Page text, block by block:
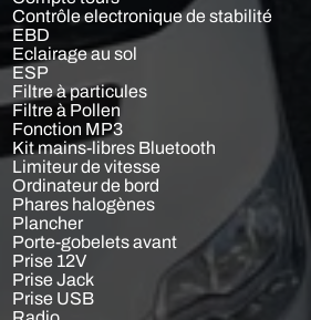
Contrôle electronique de stabilité
EBD
Eclairage au sol
ESP
Filtre à particules
Filtre à Pollen
Fonction MP3
Kit mains-libres Bluetooth
Limiteur de vitesse
Ordinateur de bord
Phares halogènes
Plancher
Porte-gobelets avant
Prise 12V
Prise Jack
Prise USB